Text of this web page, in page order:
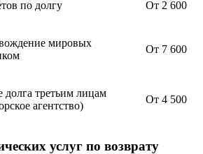
по долгу От 2 600
мировых
От 7 600
третьим лицам
агентство)
От 4 500
услуг по возврату